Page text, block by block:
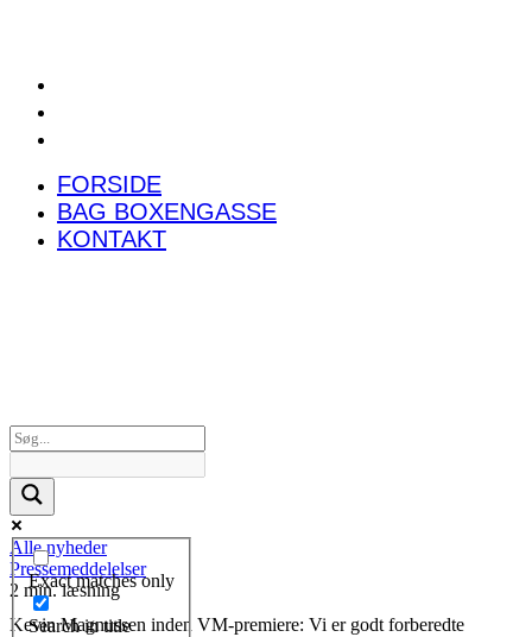
FORSIDE
BAG BOXENGASSE
KONTAKT
Exact matches only
Search in title
Alle nyheder
Pressemeddelelser
2 min. læsning
Kevin Magnussen inden VM-premiere: Vi er godt forberedte